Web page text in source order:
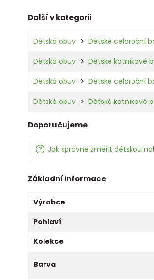
Další v kategorii
Dětská obuv Dětské celoroční
Dětská obuv Dětské kotníkové
Dětská obuv Dětské celoroční
Dětská obuv Dětské kotníkové
Doporučujeme
Jak správně změřit dětskou
Základní informace
Výrobce
Pohlaví
Kolekce
Barva